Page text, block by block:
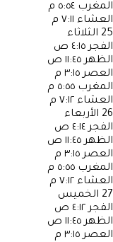
المغرب ٥:٥٤ م
العشاء ٧:١١ م
25 الثلاثاء
الفجر ٤:١٥ ص
الظهر ١١:٤٥ ص
العصر ٣:١٥ م
المغرب ٥:٥٥ م
العشاء ٧:١٢ م
26 الأربعاء
الفجر ٤:١٤ ص
الظهر ١١:٤٥ ص
العصر ٣:١٥ م
المغرب ٥:٥٥ م
العشاء ٧:١٢ م
27 الخميس
الفجر ٤:١٢ ص
الظهر ١١:٤٥ ص
العصر ٣:١٥ م